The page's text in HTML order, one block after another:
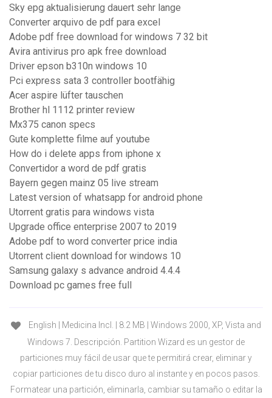
Sky epg aktualisierung dauert sehr lange
Converter arquivo de pdf para excel
Adobe pdf free download for windows 7 32 bit
Avira antivirus pro apk free download
Driver epson b310n windows 10
Pci express sata 3 controller bootfähig
Acer aspire lüfter tauschen
Brother hl 1112 printer review
Mx375 canon specs
Gute komplette filme auf youtube
How do i delete apps from iphone x
Convertidor a word de pdf gratis
Bayern gegen mainz 05 live stream
Latest version of whatsapp for android phone
Utorrent gratis para windows vista
Upgrade office enterprise 2007 to 2019
Adobe pdf to word converter price india
Utorrent client download for windows 10
Samsung galaxy s advance android 4.4.4
Download pc games free full
English | Medicina Incl. | 8.2 MB | Windows 2000, XP, Vista and
Windows 7. Descripción. Partition Wizard es un gestor de
particiones muy fácil de usar que te permitirá crear, eliminar y
copiar particiones de tu disco duro al instante y en pocos pasos.
Formatear una partición, eliminarla, cambiar su tamaño o editar la